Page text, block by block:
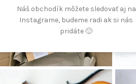
Náš obchodík môžete sledovať aj na
Instagrame, budeme radi ak si nás
pridáte 🙂